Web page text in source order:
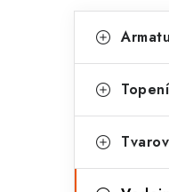
o
t
r
kategorie
a
e
o